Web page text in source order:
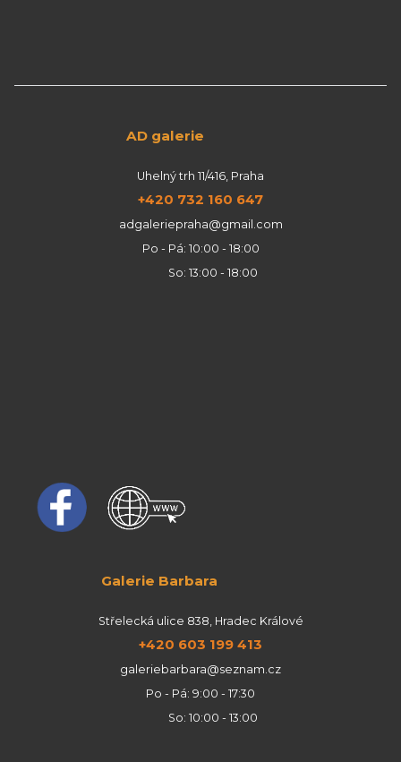
AD galerie
Uhelný trh 11/416, Praha
+420 732 160 647
adgaleriepraha@gmail.com
Po - Pá: 10:00 - 18:00
So: 13:00 - 18:00
Galerie Barbara
Střelecká ulice 838, Hradec Králové
+420 603 199 413
galeriebarbara@seznam.cz
Po - Pá: 9:00 - 17:30
So: 10:00 - 13:00